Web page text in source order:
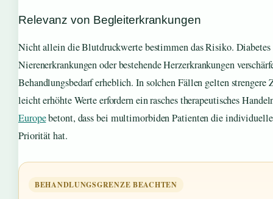
Relevanz von Begleiterkrankungen
Nicht allein die Blutdruckwerte bestimmen das Risiko.
Nierenerkrankungen oder bestehende Herzerkrankungen
Behandlungsbedarf erheblich. In solchen Fällen gelten strengere
leicht erhöhte Werte erfordern ein rasches therapeutisches
Europebetont, dass bei multimorbiden Patienten die
Priorität hat.
BEHANDLUNGSGRENZE BEACHTEN